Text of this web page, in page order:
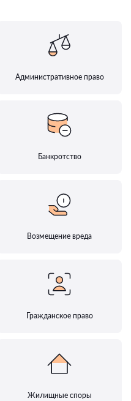
Административное право
Банкротство
Возмещение вреда
Гражданское право
Жилищные споры